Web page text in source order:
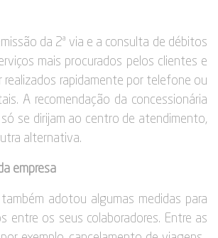
da 2ª via e a consulta de débitos
mais procurados pelos clientes e
realizados rapidamente por telefone ou
A recomendação da concessionária
se dirijam ao centro de atendimento,
alternativa.
empresa
adotou algumas medidas para
entre os seus colaboradores. Entre as